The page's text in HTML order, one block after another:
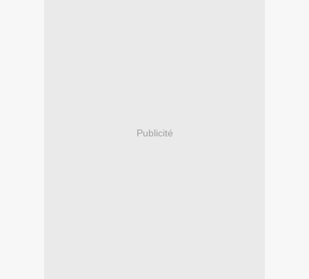
Publicité